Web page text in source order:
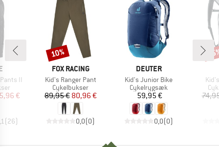
II
pris
€
(26)
MÆRKE
FOX RACING
Artikel
Kid's Ranger Pant
Produktgruppe
Cykelbukser
Pris
89,95 €Nedsat pris
80,96 €
0,0(0)
Rabat
10%
MÆRKE
DEUTER
Artikel
Kid's Junior Bike
Produktgruppe
Cykelrygsæk
Pris
59,95 €
0,0(0)